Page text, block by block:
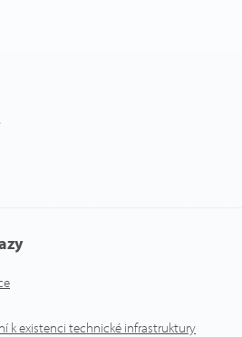
k existenci technické infrastruktury